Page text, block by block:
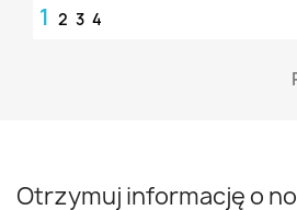
1 2 3 4
Otrzymuj informację o